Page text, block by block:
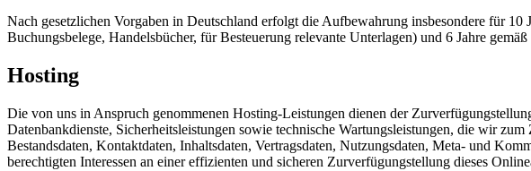
Nach gesetzlichen Vorgaben in Deutschland erfolgt die Aufbewahrung insbesondere für
Buchungsbelege, Handelsbücher, für Besteuerung relevante Unterlagen) und 6 Jahre
Hosting
Die von uns in Anspruch genommenen Hosting-Leistungen dienen der
Datenbankdienste, Sicherheitsleistungen sowie technische Wartungsleistungen, die wir
Bestandsdaten, Kontaktdaten, Inhaltsdaten, Vertragsdaten, Nutzungsdaten, Meta- und
berechtigten Interessen an einer effizienten und sicheren Zurverfügungstellung dieses